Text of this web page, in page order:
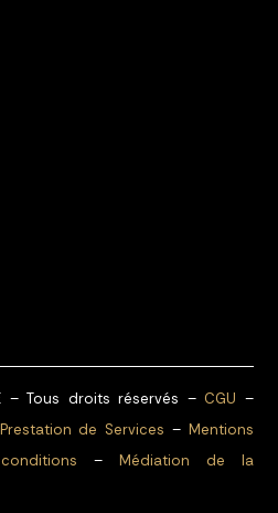
– Tous droits réservés – CGU –
de Services – Mentions
– Médiation de la